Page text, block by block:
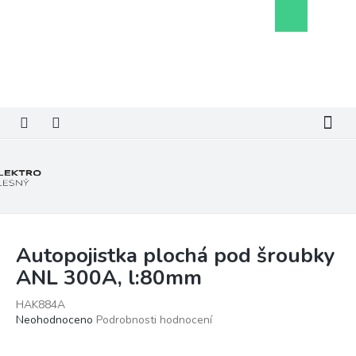
košík
Autopojistka plochá pod šroubky
ANL 300A, l:80mm
HAK884A
Průměrné
Neohodnoceno Podrobnosti hodnocení